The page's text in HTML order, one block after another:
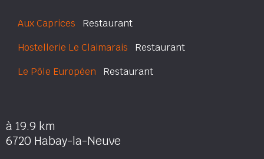
Aux Caprices Restaurant
Hostellerie Le Claimarais Restaurant
Le Pôle Européen Restaurant
à 19.9 km
6720 Habay-la-Neuve